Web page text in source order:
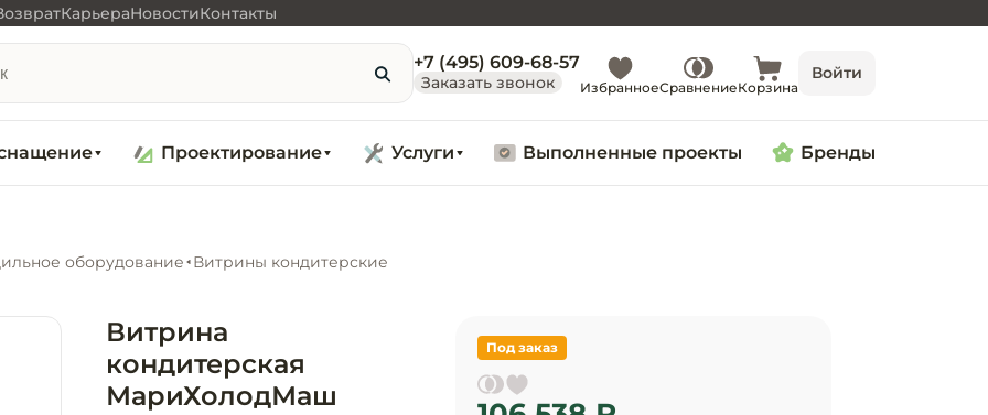
КарьераНовостиКонтакты
+7 (495) 609-68-57
Заказать звонок ИзбранноеСравнениеКорзина
Войти
Проектирование Услуги Выполненные проекты Бренды
оборудование Витрины кондитерские
Витрина
кондитерская
МариХолодМаш
Под заказ